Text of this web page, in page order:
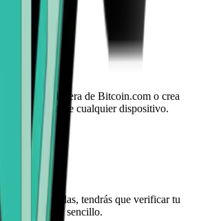
de la billetera de Bitcoin.com o crea
a tu cripto desde cualquier dispositivo.
criptomonedas, tendrás que verificar tu
proceso sea sencillo.